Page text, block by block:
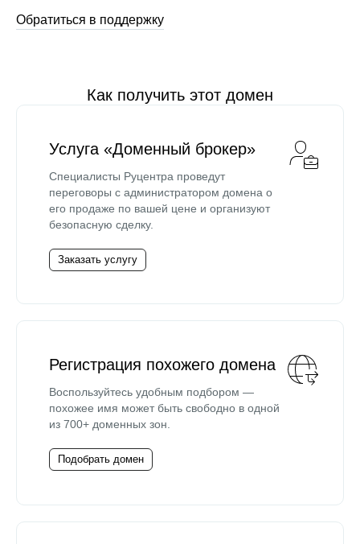
Обратиться в поддержку
Как получить этот домен
Услуга «Доменный брокер»
Специалисты Руцентра проведут
переговоры с администратором домена о
его продаже по вашей цене и организуют
безопасную сделку.
Заказать услугу
Регистрация похожего домена
Воспользуйтесь удобным подбором —
похожее имя может быть свободно в одной
из 700+ доменных зон.
Подобрать домен